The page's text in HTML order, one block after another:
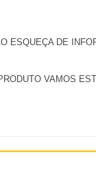
ESQUEÇA DE
VAMOS